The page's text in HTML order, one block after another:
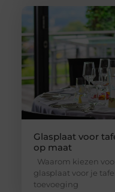
Glasplaat voor
op maat
Waarom kiezen
glasplaat voor je
toevoeging